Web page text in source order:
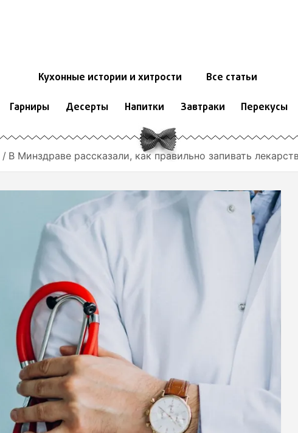
Кухонные истории и хитрости Все статьи
Гарниры Десерты Напитки Завтраки Перекусы
В Минздраве рассказали, как правильно запивать